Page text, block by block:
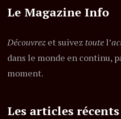
Le Magazine Info
Découvrez et suivez toutel’
dans le monde en continu,
moment.
Les articles récents